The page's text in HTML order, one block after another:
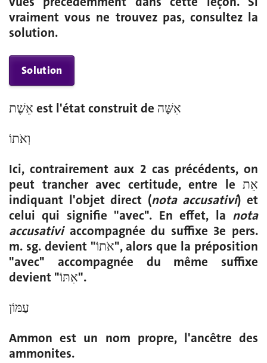
vraiment vous ne trouvez pas, consultez la
solution.
Solution
אֵשֶׁת est l'état construit de אִשָּׁה
וְאֹתוֹ
Ici, contrairement aux 2 cas précédents, on
peut trancher avec certitude, entre le אֵת
indiquant l'objet direct (nota accusativi) et
celui qui signifie "avec". En effet, la nota
accusativiaccompagnée du suffixe 3e pers.
m. sg. devient "אֹתוֹ", alors que la préposition
"avec" accompagnée du même suffixe
devient "אִתּוֹ".
עַמּוֹן
Ammon est un nom propre, l'ancêtre des
ammonites.